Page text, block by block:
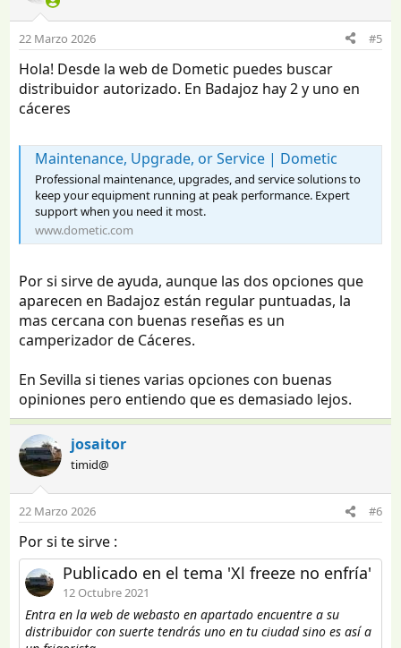
22 Marzo 2026 #5
Hola! Desde la web de Dometic puedes buscar
distribuidor autorizado. En Badajoz hay 2 y uno en
cáceres
Maintenance, Upgrade, or Service | Dometic
Professional maintenance, upgrades, and service solutions to
keep your equipment running at peak performance. Expert
support when you need it most.
www.dometic.com
Por si sirve de ayuda, aunque las dos opciones que
aparecen en Badajoz están regular puntuadas, la
mas cercana con buenas reseñas es un
camperizador de Cáceres.
En Sevilla si tienes varias opciones con buenas
opiniones pero entiendo que es demasiado lejos.
josaitor
timid@
22 Marzo 2026 #6
Por si te sirve :
Publicado en el tema 'Xl freeze no enfría'
12 Octubre 2021
Entra en la web de webasto en apartado encuentre a su
distribuidor con suerte tendrás uno en tu ciudad sino es así a